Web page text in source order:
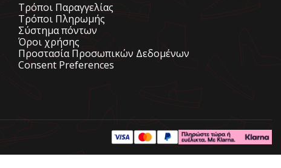
Τρόποι Παραγγελίας
Τρόποι Πληρωμής
Σύστημα πόντων
Όροι χρήσης
Προστασία Προσωπικών Δεδομένων
Consent Preferences